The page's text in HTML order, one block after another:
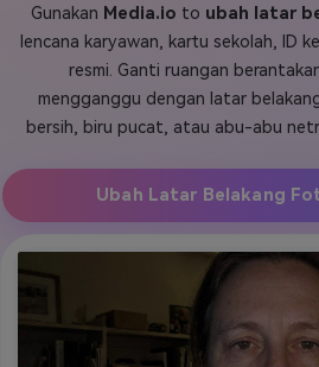
Editor Audio AI
Find More Solutions >>
Panduan Pengguna
FAQs
Postingan Terbaru
Jelajahi Lebih Banyak >>
Veo3 TOP
Berkreasi dengan
Gunakan Media.io to ubah latar
lencana karyawan, kartu sekolah, ID
resmi. Ganti ruangan
mengganggu dengan latar
bersih, biru pucat, atau abu-abu
Ubah Latar Belakang